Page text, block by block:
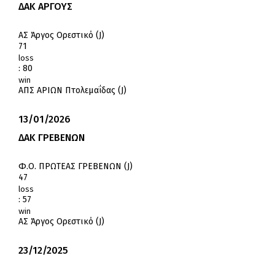
ΔΑΚ ΑΡΓΟΥΣ
ΑΣ Άργος Ορεστικό (J)
71
loss
: 80
win
ΑΠΣ ΑΡΙΩΝ Πτολεμαΐδας (J)
13/01/2026
ΔΑΚ ΓΡΕΒΕΝΩΝ
Φ.Ο. ΠΡΩΤΕΑΣ ΓΡΕΒΕΝΩΝ (J)
47
loss
: 57
win
ΑΣ Άργος Ορεστικό (J)
23/12/2025